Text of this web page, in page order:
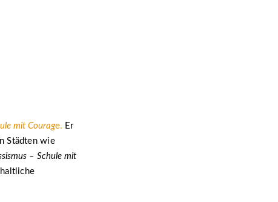
mit Courage. Er
Städten wie
– Schule mit